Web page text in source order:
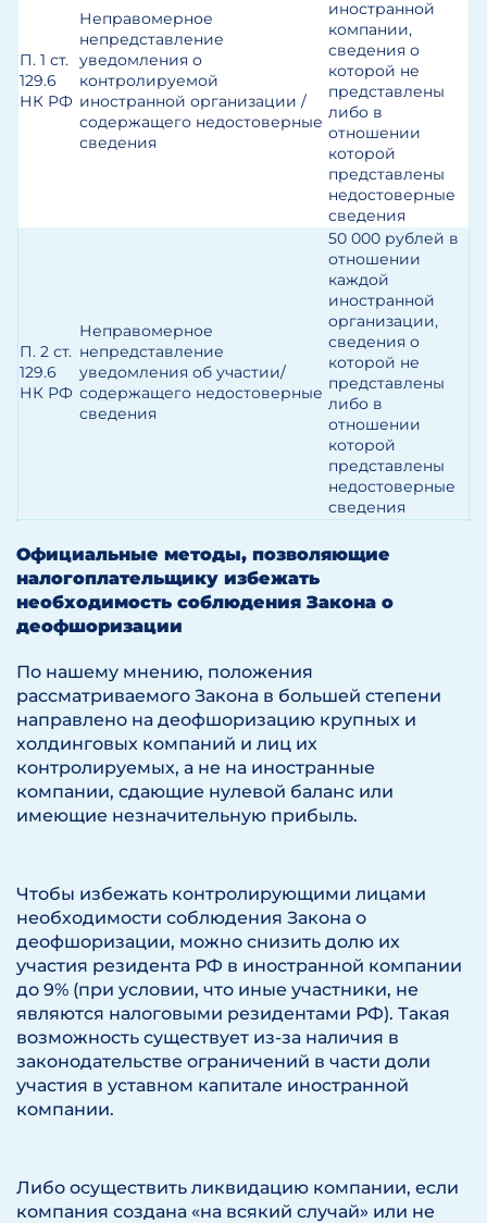
П. 1 ст.
129.6
НК РФ
Неправомерное
непредставление
уведомления о
контролируемой
иностранной организации /
содержащего недостоверные
сведения
иностранной
компании,
сведения о
которой не
представлены
либо в
отношении
которой
представлены
недостоверные
сведения
П. 2 ст.
129.6
НК РФ
Неправомерное
непредставление
уведомления об участии/
содержащего недостоверные
сведения
50 000 рублей в
отношении
каждой
иностранной
организации,
сведения о
которой не
представлены
либо в
отношении
которой
представлены
недостоверные
сведения
Официальные методы, позволяющие
налогоплательщику избежать
необходимость соблюдения Закона о
деофшоризации
По нашему мнению, положения
рассматриваемого Закона в большей степени
направлено на деофшоризацию крупных и
холдинговых компаний и лиц их
контролируемых, а не на иностранные
компании, сдающие нулевой баланс или
имеющие незначительную прибыль.
Чтобы избежать контролирующими лицами
необходимости соблюдения Закона о
деофшоризации, можно снизить долю их
участия резидента РФ в иностранной компании
до 9% (при условии, что иные участники, не
являются налоговыми резидентами РФ). Такая
возможность существует из-за наличия в
законодательстве ограничений в части доли
участия в уставном капитале иностранной
компании.
Либо осуществить ликвидацию компании, если
компания создана «на всякий случай» или не